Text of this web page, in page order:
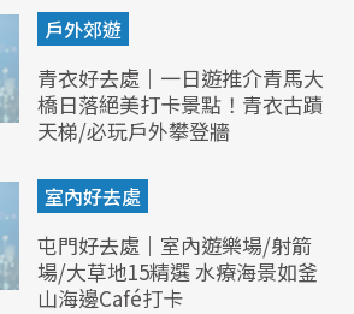
戶外郊遊
青衣好去處｜一日遊推介青馬大
橋日落絕美打卡景點！青衣古蹟
天梯/必玩戶外攀登牆
室內好去處
屯門好去處｜室內遊樂場/射箭
場/大草地15精選 水療海景如釜
山海邊Café打卡